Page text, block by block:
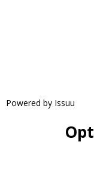
Powered by Issuu